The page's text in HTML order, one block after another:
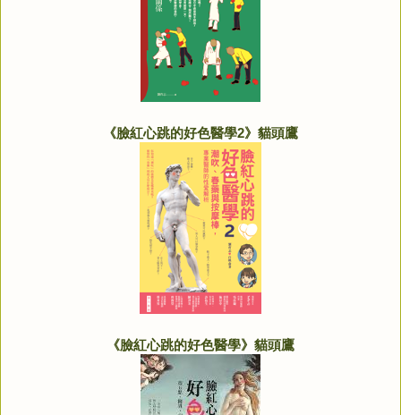
《臉紅心跳的好色醫學2》貓頭鷹
《臉紅心跳的好色醫學》貓頭鷹